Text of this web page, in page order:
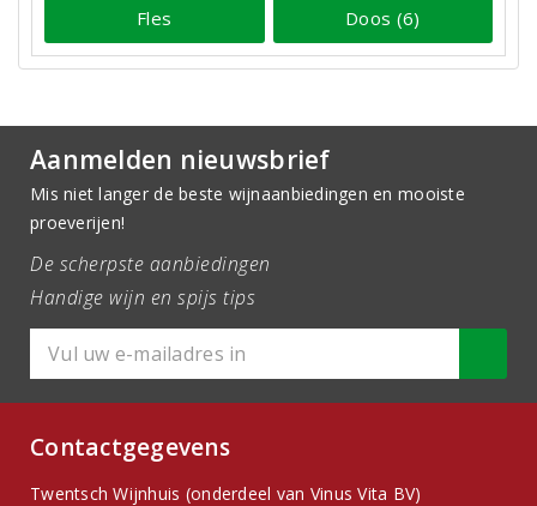
Fles Doos (6)
Aanmelden nieuwsbrief
Mis niet langer de beste wijnaanbiedingen en mooiste
proeverijen!
De scherpste aanbiedingen
Handige wijn en spijs tips
Contactgegevens
Twentsch Wijnhuis (onderdeel van Vinus Vita BV)